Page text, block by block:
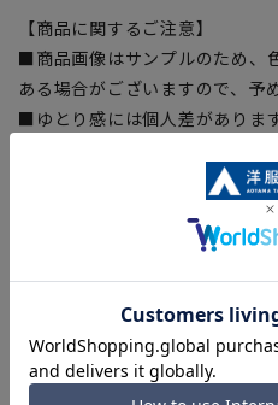
【商品に関するご注意】
■商品画像はサンプルのため、
ある場合がございますので、予
■ゆとり感には個人差がありま
■生地や仕様・デザインにより
干の誤差が生じる場合がござい
■サイズスペックは仕上がりサ
■ブラウザやお使いのモニター
加減により、実際の商品と掲載
います。